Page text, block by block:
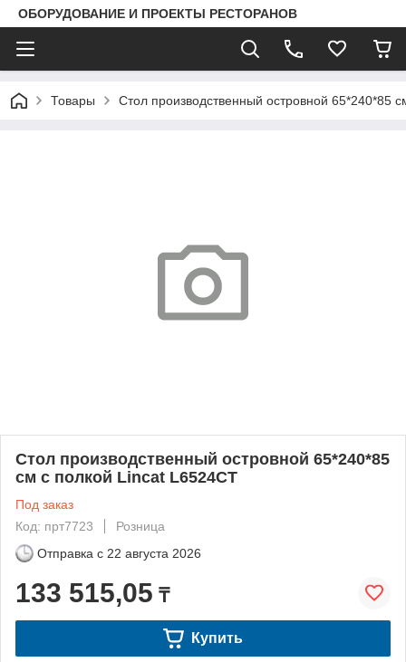
ОБОРУДОВАНИЕ И ПРОЕКТЫ РЕСТОРАНОВ
Товары Стол производственный островной 65*240*85
Стол производственный островной 65*240*85
см с полкой Lincat L6524CT
Под заказ
Код: прт7723
Розница
Отправка с 22 августа 2026
133 515,05 ₸
Купить